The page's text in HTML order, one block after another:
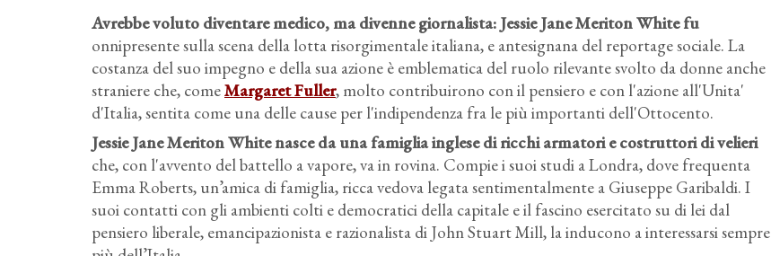
Avrebbe voluto diventare medico, ma divenne giornalista: Jessie Jane Meriton White fu
onnipresente sulla scena della lotta risorgimentale italiana, e antesignana del reportage sociale. La
costanza del suo impegno e della sua azione è emblematica del ruolo rilevante svolto da donne anche
straniere che, comeMargaret Fuller, molto contribuirono con il pensiero e con l'azione all'Unita'
d'Italia, sentita come una delle cause per l'indipendenza fra le più importanti dell'Ottocento.
Jessie Jane Meriton White nasce da una famiglia inglese di ricchi armatori e costruttori di velieri
che, con l'avvento del battello a vapore, va in rovina. Compie i suoi studi a Londra, dove frequenta
Emma Roberts, un’amica di famiglia, ricca vedova legata sentimentalmente a Giuseppe Garibaldi. I
suoi contatti con gli ambienti colti e democratici della capitale e il fascino esercitato su di lei dal
pensiero liberale, emancipazionista e razionalista di John Stuart Mill, la inducono a interessarsi sempre